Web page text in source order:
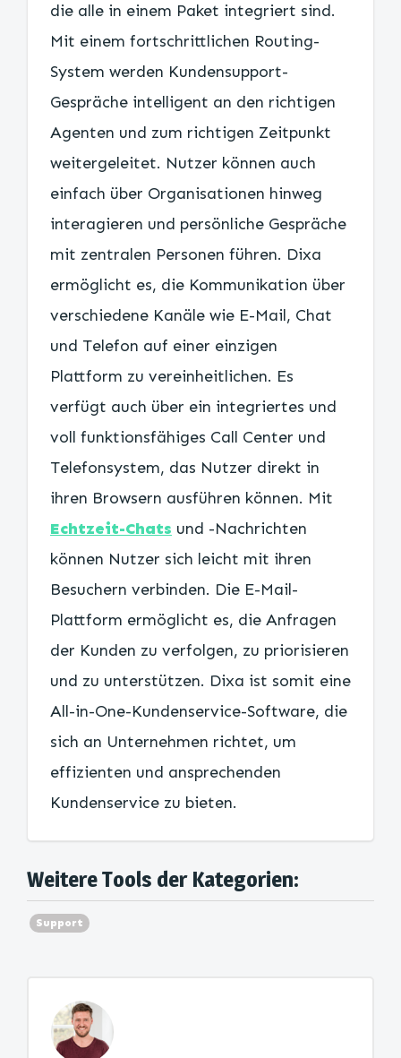
die alle in einem Paket integriert sind.
Mit einem fortschrittlichen Routing-
System werden Kundensupport-
Gespräche intelligent an den richtigen
Agenten und zum richtigen Zeitpunkt
weitergeleitet. Nutzer können auch
einfach über Organisationen hinweg
interagieren und persönliche Gespräche
mit zentralen Personen führen. Dixa
ermöglicht es, die Kommunikation über
verschiedene Kanäle wie E-Mail, Chat
und Telefon auf einer einzigen
Plattform zu vereinheitlichen. Es
verfügt auch über ein integriertes und
voll funktionsfähiges Call Center und
Telefonsystem, das Nutzer direkt in
ihren Browsern ausführen können. Mit
Echtzeit-Chats und -Nachrichten
können Nutzer sich leicht mit ihren
Besuchern verbinden. Die E-Mail-
Plattform ermöglicht es, die Anfragen
der Kunden zu verfolgen, zu priorisieren
und zu unterstützen. Dixa ist somit eine
All-in-One-Kundenservice-Software, die
sich an Unternehmen richtet, um
effizienten und ansprechenden
Kundenservice zu bieten.
Weitere Tools der Kategorien:
Support